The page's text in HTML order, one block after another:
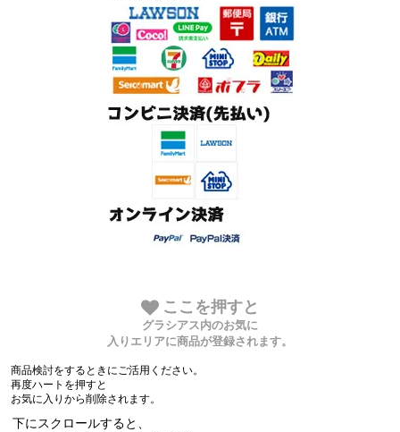
ここを押すと
グラシアス内のお気に
入りエリアに商品が登録されます。
商品検討をするときにご活用ください。
再度ハートを押すと
お気に入りから削除されます。
下にスクロールすると、